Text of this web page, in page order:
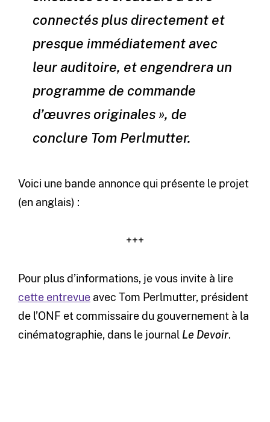
connectés plus directement et
presque immédiatement avec
leur auditoire, et engendrera un
programme de commande
d’œuvres originales », de
conclure Tom Perlmutter.
Voici une bande annonce qui présente le projet
(en anglais) :
+++
Pour plus d’informations, je vous invite à lire
cette entrevueavec Tom Perlmutter, président
de l’ONF et commissaire du gouvernement à la
cinématographie, dans le journal Le Devoir.